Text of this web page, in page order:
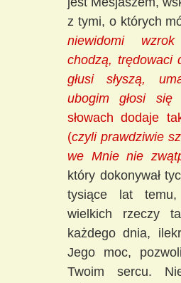
z tymi, o których
niewidomi
chodzą, trędowaci
głusi słyszą,
ubogim głosi się
słowach dodaje
(czyli prawdziwie
we Mnie nie
który dokonywał
tysiące lat temu,
wielkich rzeczy
każdego dnia,
Jego moc,
Twoim sercu.